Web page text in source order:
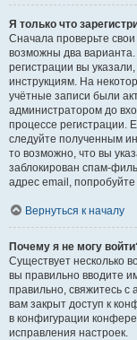
Я только что
Сначала проверьте
возможны два
регистрации вы
инструкциям. На
учётные записи были
администратором до
процессе регистрации.
следуйте полученным
то возможно, что вы
заблокирован спам-
адрес email,
Вернуться к началу
Почему я не могу
Существует несколько
вы правильно вводите
правильно, свяжитесь
вам закрыт доступ к
в конфигурации
исправления настроек.